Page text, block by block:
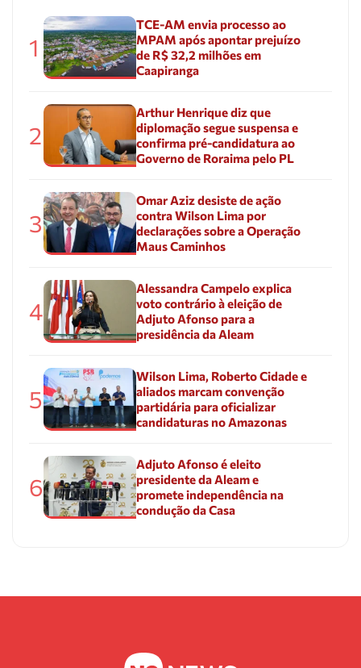
1
TCE-AM envia processo ao
MPAM após apontar prejuízo
de R$ 32,2 milhões em
Caapiranga
2
Arthur Henrique diz que
diplomação segue suspensa e
confirma pré-candidatura ao
Governo de Roraima pelo PL
3
Omar Aziz desiste de ação
contra Wilson Lima por
declarações sobre a Operação
Maus Caminhos
4
Alessandra Campelo explica
voto contrário à eleição de
Adjuto Afonso para a
presidência da Aleam
5
Wilson Lima, Roberto Cidade e
aliados marcam convenção
partidária para oficializar
candidaturas no Amazonas
6
Adjuto Afonso é eleito
presidente da Aleam e
promete independência na
condução da Casa